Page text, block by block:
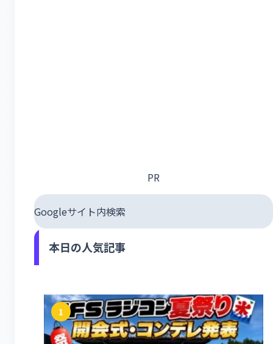
PR
Googleサイト内検索
本日の人気記事
1